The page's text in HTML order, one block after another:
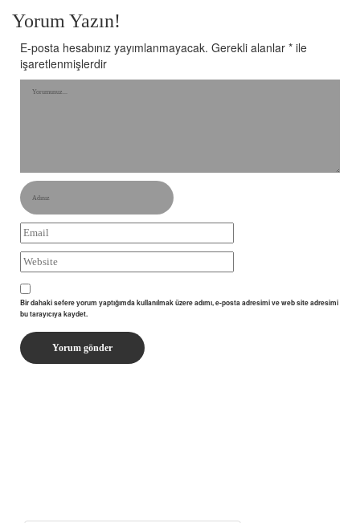
Yorum Yazın!
E-posta hesabınız yayımlanmayacak. Gerekli alanlar * ile
işaretlenmişlerdir
Bir dahaki sefere yorum yaptığımda kullanılmak üzere adımı, e-posta adresimi ve web site adresimi
bu tarayıcıya kaydet.